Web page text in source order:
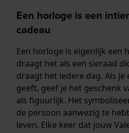
Een horloge is een
cadeau
Een horloge is eigenlijk een
draagt het als een sieraad
draagt het iedere dag. Als je
geeft, geef je het geschenk
als figuurlijk. Het
de persoon aanwezig te
leven. Elke keer dat jouw